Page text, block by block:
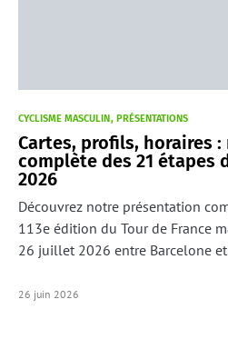
CYCLISME MASCULIN PRÉSENTATIONS
Cartes, profils, horaires
complète des 21 étapes
2026
Découvrez notre présentation
113e édition du Tour de France
26 juillet 2026 entre Barcelone et
26 juin 2026